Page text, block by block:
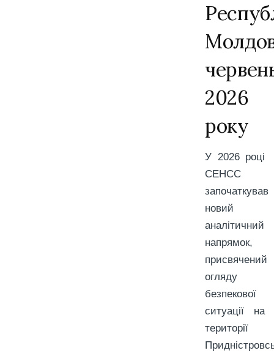
2026
року
У 2026 році
СЕНСС
започаткував
новий
аналітичний
напрямок,
присвячений
огляду
безпекової
ситуації на
території